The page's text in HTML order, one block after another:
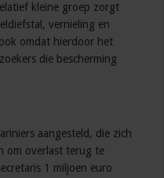
kleine groep zorgt
vernieling en
omdat hierdoor het
die bescherming
aangesteld, die zich
om overlast terug te
1 miljoen euro